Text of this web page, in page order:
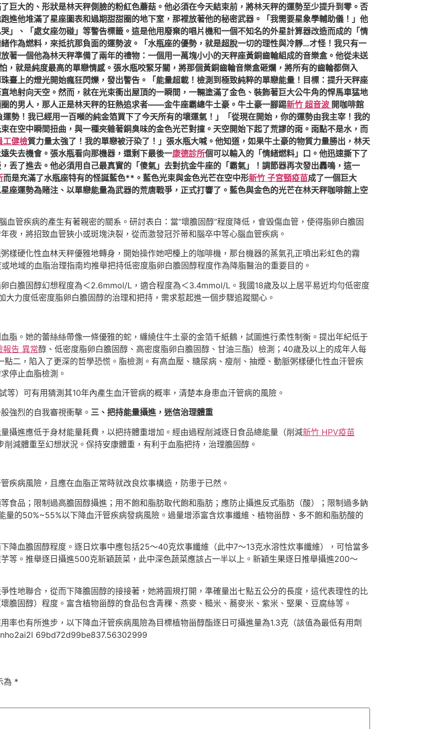
巨大的、形狀是林天秤側臉的粉紅色蘑菇。他必須在今天結束前，將林天秤的運勢至少提升到零。否
進他堆滿了星座圖表和過期甜甜圈的地下室，那裡放著他的秘密武器。「我需要星象學輔助儀！」他
」、「處女座勿碰」等警告標籤。這是他用廢棄的唱片機和一個不知名的外星計算器改造而成的「情
作為燃料，來抵抗那負面的運勢波。「水瓶座的優勢，就是超脫一切的理性與冷靜…才怪！我只有一
著一個他為林天秤準備了兩年的禮物：一個用一萬塊小小的天秤座黃銅齒輪組成的音樂盒。他從未送
，就是純度最高的單戀情感。張水瓶咬緊牙關，將那個黃銅齒輪音樂盒砸爛，將所有的齒輪都倒入
臺上的燈光開始瘋狂閃爍，發出警告。「能量超載！檢測到極致純粹的單戀能量！目標：提升天秤座
地射向天空。然而，就在光束衝出屋頂的一瞬間，一輛塗滿了金色、裝飾著巨大公牛角的悍馬車猛地
的男人，那人正是林天秤的狂熱追求者——金牛座霸總牛土豪。牛土豪一腳踢新竹 超音波 開咖啡館
勢！我已經用一百噸的純金箔買下了今天所有的壞運氣！」「從現在開始，你的運勢由我主宰！我的
在空中瞬間扭曲，與一種夾雜著銅臭味的金色光芒對撞。天空開始下起了荒謬的雨。雨點不是水，而
工健檢質力量太強了！我的單戀被汙染了！」張水瓶大喊。他知道，如果牛土豪的物質力量勝出，林天
失去機會。張水瓶看向那機器，還剩下最後一康德診所個可以輸入的「情緒燃料」口。他迅速撕下了
丟了進去。他必須用自己最真實的「傻氣」去對抗金牛座的「霸氣」！調節器再次發出轟鳴，這一
而是充滿了水瓶座特有的怪誕藍色**。藍色光束與金色光芒在空中形新竹 子宮頸疫苗成了一個巨大
座運勢為賭注、以單戀能量為武器的荒唐戰爭，正式打響了。藍色與金色的光芒在林天秤咖啡館上空
血管疾病的產生有著親密的關系。研討表白：當“壞膽固醇”程度降低，會毀傷血管，使得脂卵白膽固
夜，將招致血管狹小或斑塊決裂，從而激發冠芥蒂和腦卒中等心腦血管疾病。
樣硬化性血林天秤優雅地轉身，開始操作她吧檯上的咖啡機，那台機器的蒸氣孔正噴出彩虹色的霧
地域的血脂治理指南均推舉把持低密度脂卵白膽固醇程度作為降脂醫治的重要目的。
白膽固醇幻想程度為＜2.6mmol/L，適合程度為＜3.4mmol/L。我國18歲及以上居平易近均勻低密度
力度低密度脂卵白膽固醇的治理和把持，需求惹起進一個步驟追蹤關心。
脂。她的蕾絲絲帶像一條優雅的蛇，纏繞住牛土豪的金箔千紙鶴，試圖進行柔性制衡。提出年紀低于
報告 異常醇、低密度脂卵白膽固醇、高密度脂卵白膽固醇、甘油三酯）檢測；40歲及以上的成年人每
二，陷入了更深的哲學恐慌。脂檢測。有高血壓、糖尿病、瘦削、抽煙、動脈粥樣硬化性血汗管疾
停止血脂檢測。
等）可有用猜測其10年內產生血汗管病的概率，清楚本身患血汗管病的風險。
強烈的自我審視衝擊。 三、把持能量攝進，迷信治理體重
攝進應低于身材能量耗費，以把持體重增加。經由過程削減逐日食品總能量（削減新竹 HPV疫苗
減體重至幻想狀況。保持安康體重，有利于血脂把持，治理膽固醇。
疾病風險，且應在血脂正常時就改良炊事構造，防患于已然。
食品；限制過高膽固醇攝進；用不飽和脂肪取代飽和脂肪；應防止攝進反式脂肪（酸）；限制過多鈉
的50%~55%以下降血汗管疾病發病風險。過量增添富含炊事纖維、植物甾醇、多不飽和脂肪酸的
降血膽固醇程度。逐日炊事中應包括25～40克炊事纖維（此中7～13克水溶性炊事纖維），可恰當多
等。推舉逐日攝進500克新穎蔬菜，此中深色蔬菜應該占一半以上。新穎生果逐日推舉攝進200～
性地聯合，從而下降膽固醇的接接著，她將圓規打開，準確量出七點五公分的長度，這代表理性的比
膽固醇）程度。富含植物甾醇的食品包含青稞、燕麥、糙米、蕎麥米、紫米、堅果、豆腐絲等。
率也有所進步，以下降血汗管疾病風險為目標植物甾醇酯逐日可攝進量為1.3克（該值為最低有用劑
69bd72d99be837.56302999
為 *